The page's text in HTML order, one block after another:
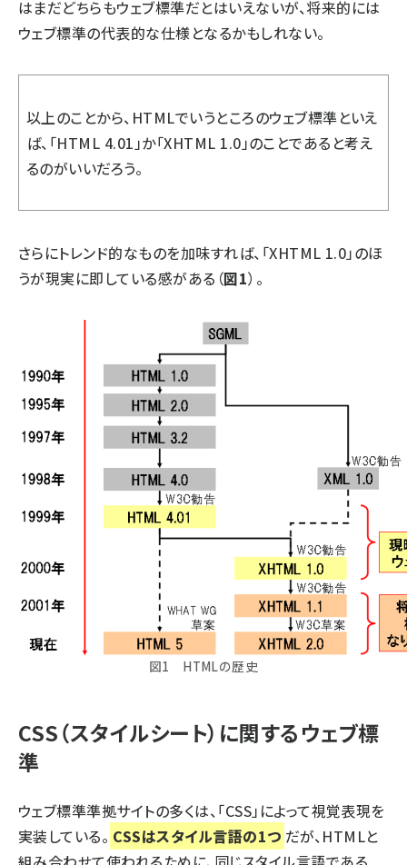
はまだどちらもウェブ標準だとはいえないが、将来的には
ウェブ標準の代表的な仕様となるかもしれない。
以上のことから、HTMLでいうところのウェブ標準といえ
ば、「HTML 4.01」か「XHTML 1.0」のことであると考え
るのがいいだろう。
さらにトレンド的なものを加味すれば、「XHTML 1.0」のほ
うが現実に即している感がある（図1）。
図1 HTMLの歴史
CSS（スタイルシート）に関するウェブ標
準
ウェブ標準準拠サイトの多くは、「CSS」によって視覚表現を
実装している。 CSSはスタイル言語の1つ だが、HTMLと